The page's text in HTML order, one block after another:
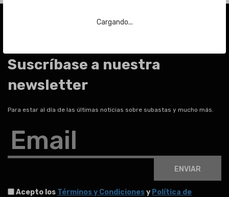
Cargando...
Suscríbase a nuestra
newsletter
Para estar al día de las últimas noticias sobre subastas y mucho más.
Email
ENVIAR
Acepto los Términos y Condicionesy Política de